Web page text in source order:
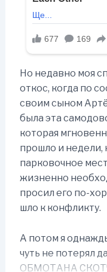
Но недавно моя
откос, когда по
своим сыном
была эта
которая
прошло и недели,
парковочное
жизненно
просил его по-
шло к конфликту.
А потом я
чуть не
ОБМОТАНА